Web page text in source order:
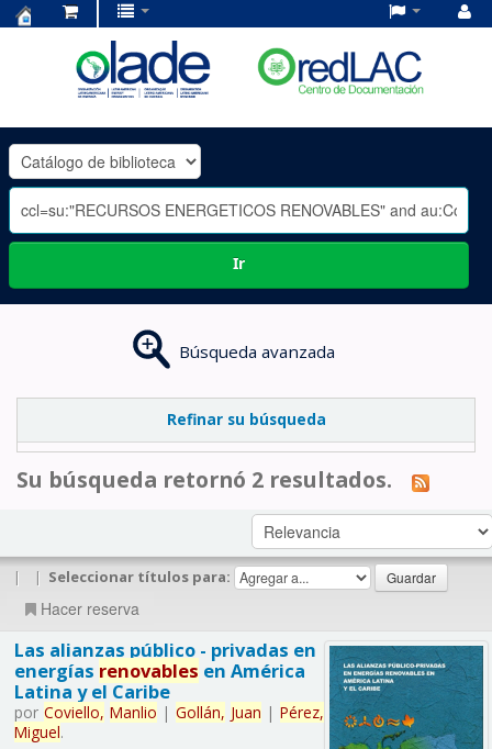
OLADE
-
Ir
Búsqueda avanzada
Refinar su búsqueda
Su búsqueda retornó 2 resultados.
| | Seleccionar títulos para:
Hacer reserva
Las alianzas público - privadas en
energías renovables en América
Latina y el Caribe
por Coviello, Manlio | Gollán, Juan | Pérez,
Miguel.